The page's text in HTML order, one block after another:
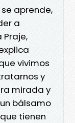
aprende,
a
Praje,
vivimos
y
mirada y
bálsamo
tienen